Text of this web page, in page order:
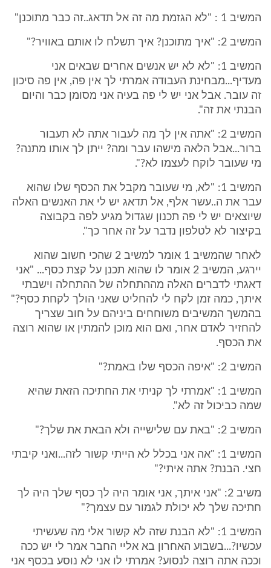
המשיב 1 : "לא הגזמת מה זה אל תדאג..זה כבר מתוכנן"
המשיב 2: "איך מתוכנן? איך תשלח לו אותם באוויר?"
המשיב 1: "לא לא יש אנשים אחרים שבאים אני
מעדיף...מבחינת העבודה אמרתי לך אין פה, אין פה סיכון
זה עובר. אבל אני יש לי פה בעיה אני מסומן כבר והיום
הבנתי את זה".
המשיב 2: "אתה אין לך מה לעבור אתה לא תעבור
ברור...אבל הלאה מישהו עבר ומה? ייתן לך אותו מתנה?
מי שעובר לוקח לעצמו לא?".
המשיב 1: "לא, מי שעובר מקבל את הכסף שלו שהוא
עבר את ה..עשר אלף, אל תדאג יש לי את האנשים האלה
שיוצאים יש לי פה תכנון שגדול מגיע לפה בקבוצה
בקיצור לא לטלפון נדבר על זה אחר כך".
לאחר שהמשיב 1 אומר למשיב 2 שהכי חשוב שהוא
יירגע, המשיב 2 אומר לו שהוא תכנן על קצת כסף... "אני
דאגתי לדברים האלה מההתחלה של ההתחלה וישבתי
איתך, כמה זמן לקח לי להחליט שאני הולך לקחת כסף?"
בהמשך המשיבים משוחחים ביניהם על חוב שצריך
להחזיר לאדם אחר, ואם הוא מוכן להמתין או שהוא רוצה
את הכסף.
המשיב 2: "איפה הכסף שלו באמת?"
המשיב 1: "אמרתי לך קניתי את החתיכה הזאת שהיא
שמה כביכול זה לא".
המשיב 2: "באת עם שלישייה ולא הבאת את שלך?"
המשיב 1: "אה אני בכלל לא הייתי קשור לזה...ואני קיבתי
חצי. הבנת? אתה איתי?"
משיב 2: "אני איתך, אני אומר היה לך כסף שלך היה לך
חתיכה שלך לא יכולת לגמור עם עצמך?"
המשיב 1: "לא הבנת שזה לא קשור אלי מה שעשיתי
עכשיו?...בשבוע האחרון בא אליי החבר אמר לי יש ככה
וככה אתה רוצה לנסוע? אמרתי לו אני לא נוסע בכסף אני